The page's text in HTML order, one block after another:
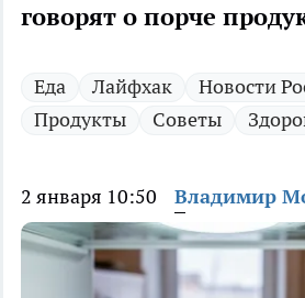
говорят о порче
Еда Лайфхак
Новости
Продукты
Советы
2 января 10:50 Владимир